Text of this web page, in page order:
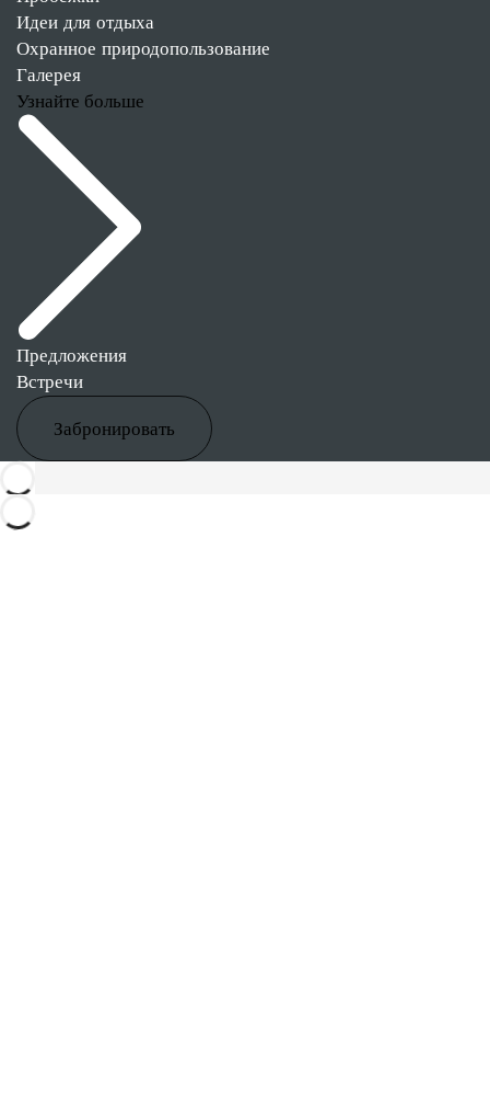
Идеи для отдыха
Охранное природопользование
Галерея
Узнайте больше
Предложения
Встречи
Забронировать